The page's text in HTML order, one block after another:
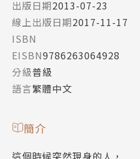
出版日期2013-07-23
線上出版日期2017-11-17
ISBN
EISBN9786263064928
分級普級
語言繁體中文
簡介
這個時候突然現身的人，